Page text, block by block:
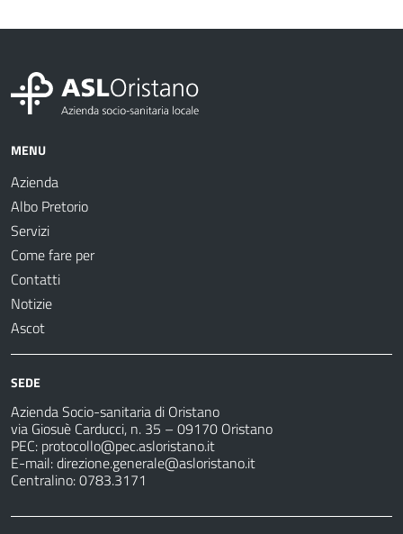
MENU
Azienda
Albo Pretorio
Servizi
Come fare per
Contatti
Notizie
Ascot
SEDE
Azienda Socio-sanitaria di Oristano
via Giosuè Carducci, n. 35 – 09170 Oristano
PEC: protocollo@pec.asloristano.it
E-mail:direzione.generale@asloristano.it
Centralino: 0783.3171